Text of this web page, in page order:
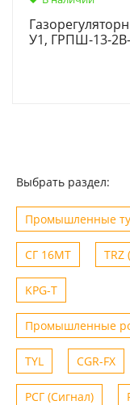
У1, ГРПШ-13-
Выбрать раздел:
Промышленные
СГ 16МТ TRZ
KPG-T
Промышленные
TYL CGR-FX
РСГ (Сигнал)